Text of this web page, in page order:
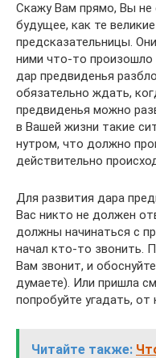
Скажу Вам прямо, Вы
будущее, как те
предсказательницы.
ними что-то произошло
дар предвиденья
обязательно ждать,
предвиденья можно
в Вашей жизни такие
нутром, что должно
действительно
Для развития дара
Вас никто не должен
должны начинаться с
начал кто-то звонить.
Вам звонит, и
думаете). Или пришла
попробуйте угадать, от
Читайте также: